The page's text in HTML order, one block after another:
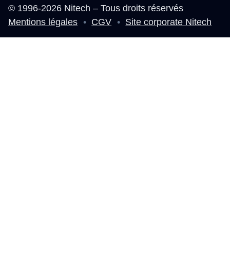
© 1996-2026 Nitech – Tous droits réservés
Mentions légales • CGV • Site corporate Nitech